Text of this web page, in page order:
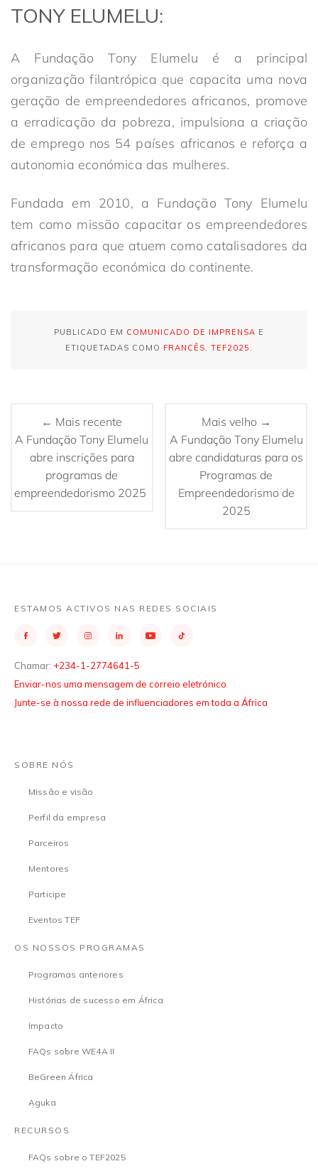
TONY ELUMELU:
A Fundação Tony Elumelu é a principal
organização filantrópica que capacita uma nova
geração de empreendedores africanos, promove
a erradicação da pobreza, impulsiona a criação
de emprego nos 54 países africanos e reforça a
autonomia económica das mulheres.
Fundada em 2010, a Fundação Tony Elumelu
tem como missão capacitar os empreendedores
africanos para que atuem como catalisadores da
transformação económica do continente.
PUBLICADO EM COMUNICADO DE IMPRENSA E
ETIQUETADAS COMO FRANCÊS, TEF2025 .
← Mais recente
A Fundação Tony Elumelu
abre inscrições para
programas de
empreendedorismo 2025
Mais velho →
A Fundação Tony Elumelu
abre candidaturas para os
Programas de
Empreendedorismo de
2025
ESTAMOS ACTIVOS NAS REDES SOCIAIS
Chamar: +234-1-2774641-5
Enviar-nos uma mensagem de correio eletrónico
Junte-se à nossa rede de influenciadores em toda a África
SOBRE NÓS
Missão e visão
Perfil da empresa
Parceiros
Mentores
Participe
Eventos TEF
OS NOSSOS PROGRAMAS
Programas anteriores
Histórias de sucesso em África
Impacto
FAQs sobre WE4A II
BeGreen África
Aguka
RECURSOS
FAQs sobre o TEF2025